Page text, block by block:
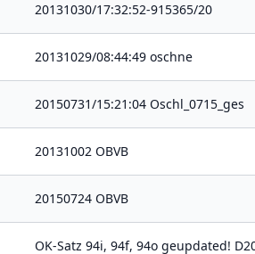
20131030/17:32:52-915365/20
20131029/08:44:49 oschne
20150731/15:21:04 Oschl_0715_ges
20131002 OBVB
20150724 OBVB
OK-Satz 94i, 94f, 94o geupdated!